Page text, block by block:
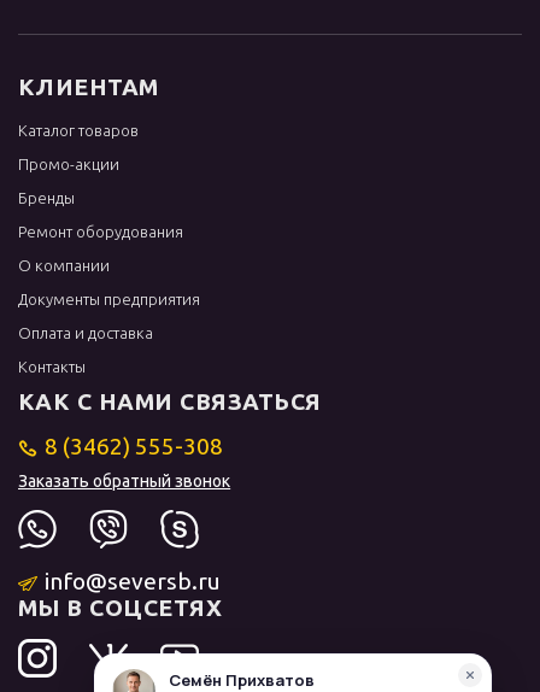
КЛИЕНТАМ
Каталог товаров
Промо-акции
Бренды
Ремонт оборудования
О компании
Документы предприятия
Оплата и доставка
Контакты
КАК С НАМИ СВЯЗАТЬСЯ
8 (3462) 555-308
Заказать обратный звонок
info@seversb.ru
МЫ В СОЦСЕТЯХ